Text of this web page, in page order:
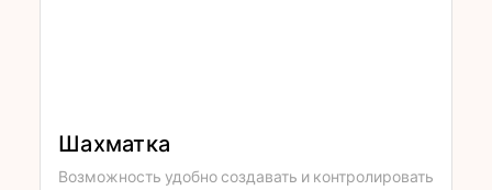
Шахматка
Возможность удобно создавать и контролировать